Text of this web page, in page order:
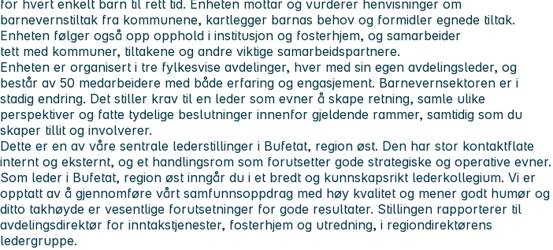
for hvert enkelt barn til rett tid. Enheten mottar og vurderer henvisninger om
barnevernstiltak fra kommunene, kartlegger barnas behov og formidler egnede tiltak.
Enheten følger også opp opphold i institusjon og fosterhjem, og samarbeider
tett med kommuner, tiltakene og andre viktige samarbeidspartnere.
Enheten er organisert i tre fylkesvise avdelinger, hver med sin egen avdelingsleder, og
består av 50 medarbeidere med både erfaring og engasjement. Barnevernsektoren er i
stadig endring. Det stiller krav til en leder som evner å skape retning, samle ulike
perspektiver og fatte tydelige beslutninger innenfor gjeldende rammer, samtidig som du
skaper tillit og involverer.
Dette er en av våre sentrale lederstillinger i Bufetat, region øst. Den har stor kontaktflate
internt og eksternt, og et handlingsrom som forutsetter gode strategiske og operative evner.
Som leder i Bufetat, region øst inngår du i et bredt og kunnskapsrikt lederkollegium. Vi er
opptatt av å gjennomføre vårt samfunnsoppdrag med høy kvalitet og mener godt humør og
ditto takhøyde er vesentlige forutsetninger for gode resultater. Stillingen rapporterer til
avdelingsdirektør for inntakstjenester, fosterhjem og utredning, i regiondirektørens
ledergruppe.